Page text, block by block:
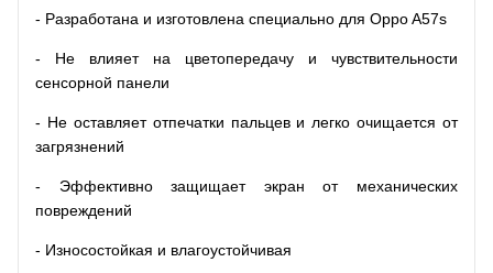
- Разработана и изготовлена специально для Oppo A57s
- Не влияет на цветопередачу и чувствительности
сенсорной панели
- Не оставляет отпечатки пальцев и легко очищается от
загрязнений
- Эффективно защищает экран от механических
повреждений
- Износостойкая и влагоустойчивая